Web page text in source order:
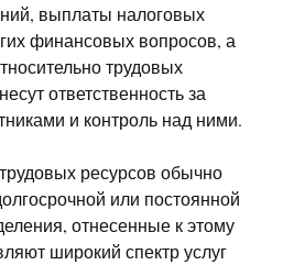
выплаты налоговых
финансовых вопросов, а
трудовых
ответственность за
и контроль над ними.
ресурсов обычно
или постоянной
отнесенные к этому
широкий спектр услуг